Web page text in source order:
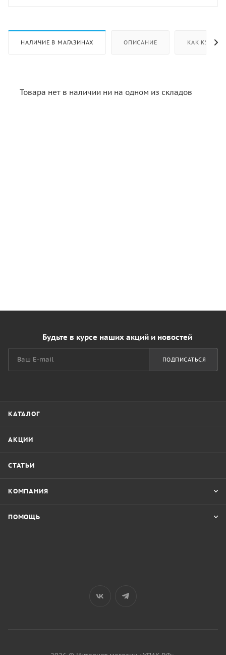
НАЛИЧИЕ В МАГАЗИНАХ ОПИСАНИЕ КАК КУПИТЬ
Товара нет в наличии ни на одном из складов
Будьте в курсе наших акций и новостей
ПОДПИСАТЬСЯ
КАТАЛОГ
АКЦИИ
СТАТЬИ
КОМПАНИЯ
ПОМОЩЬ